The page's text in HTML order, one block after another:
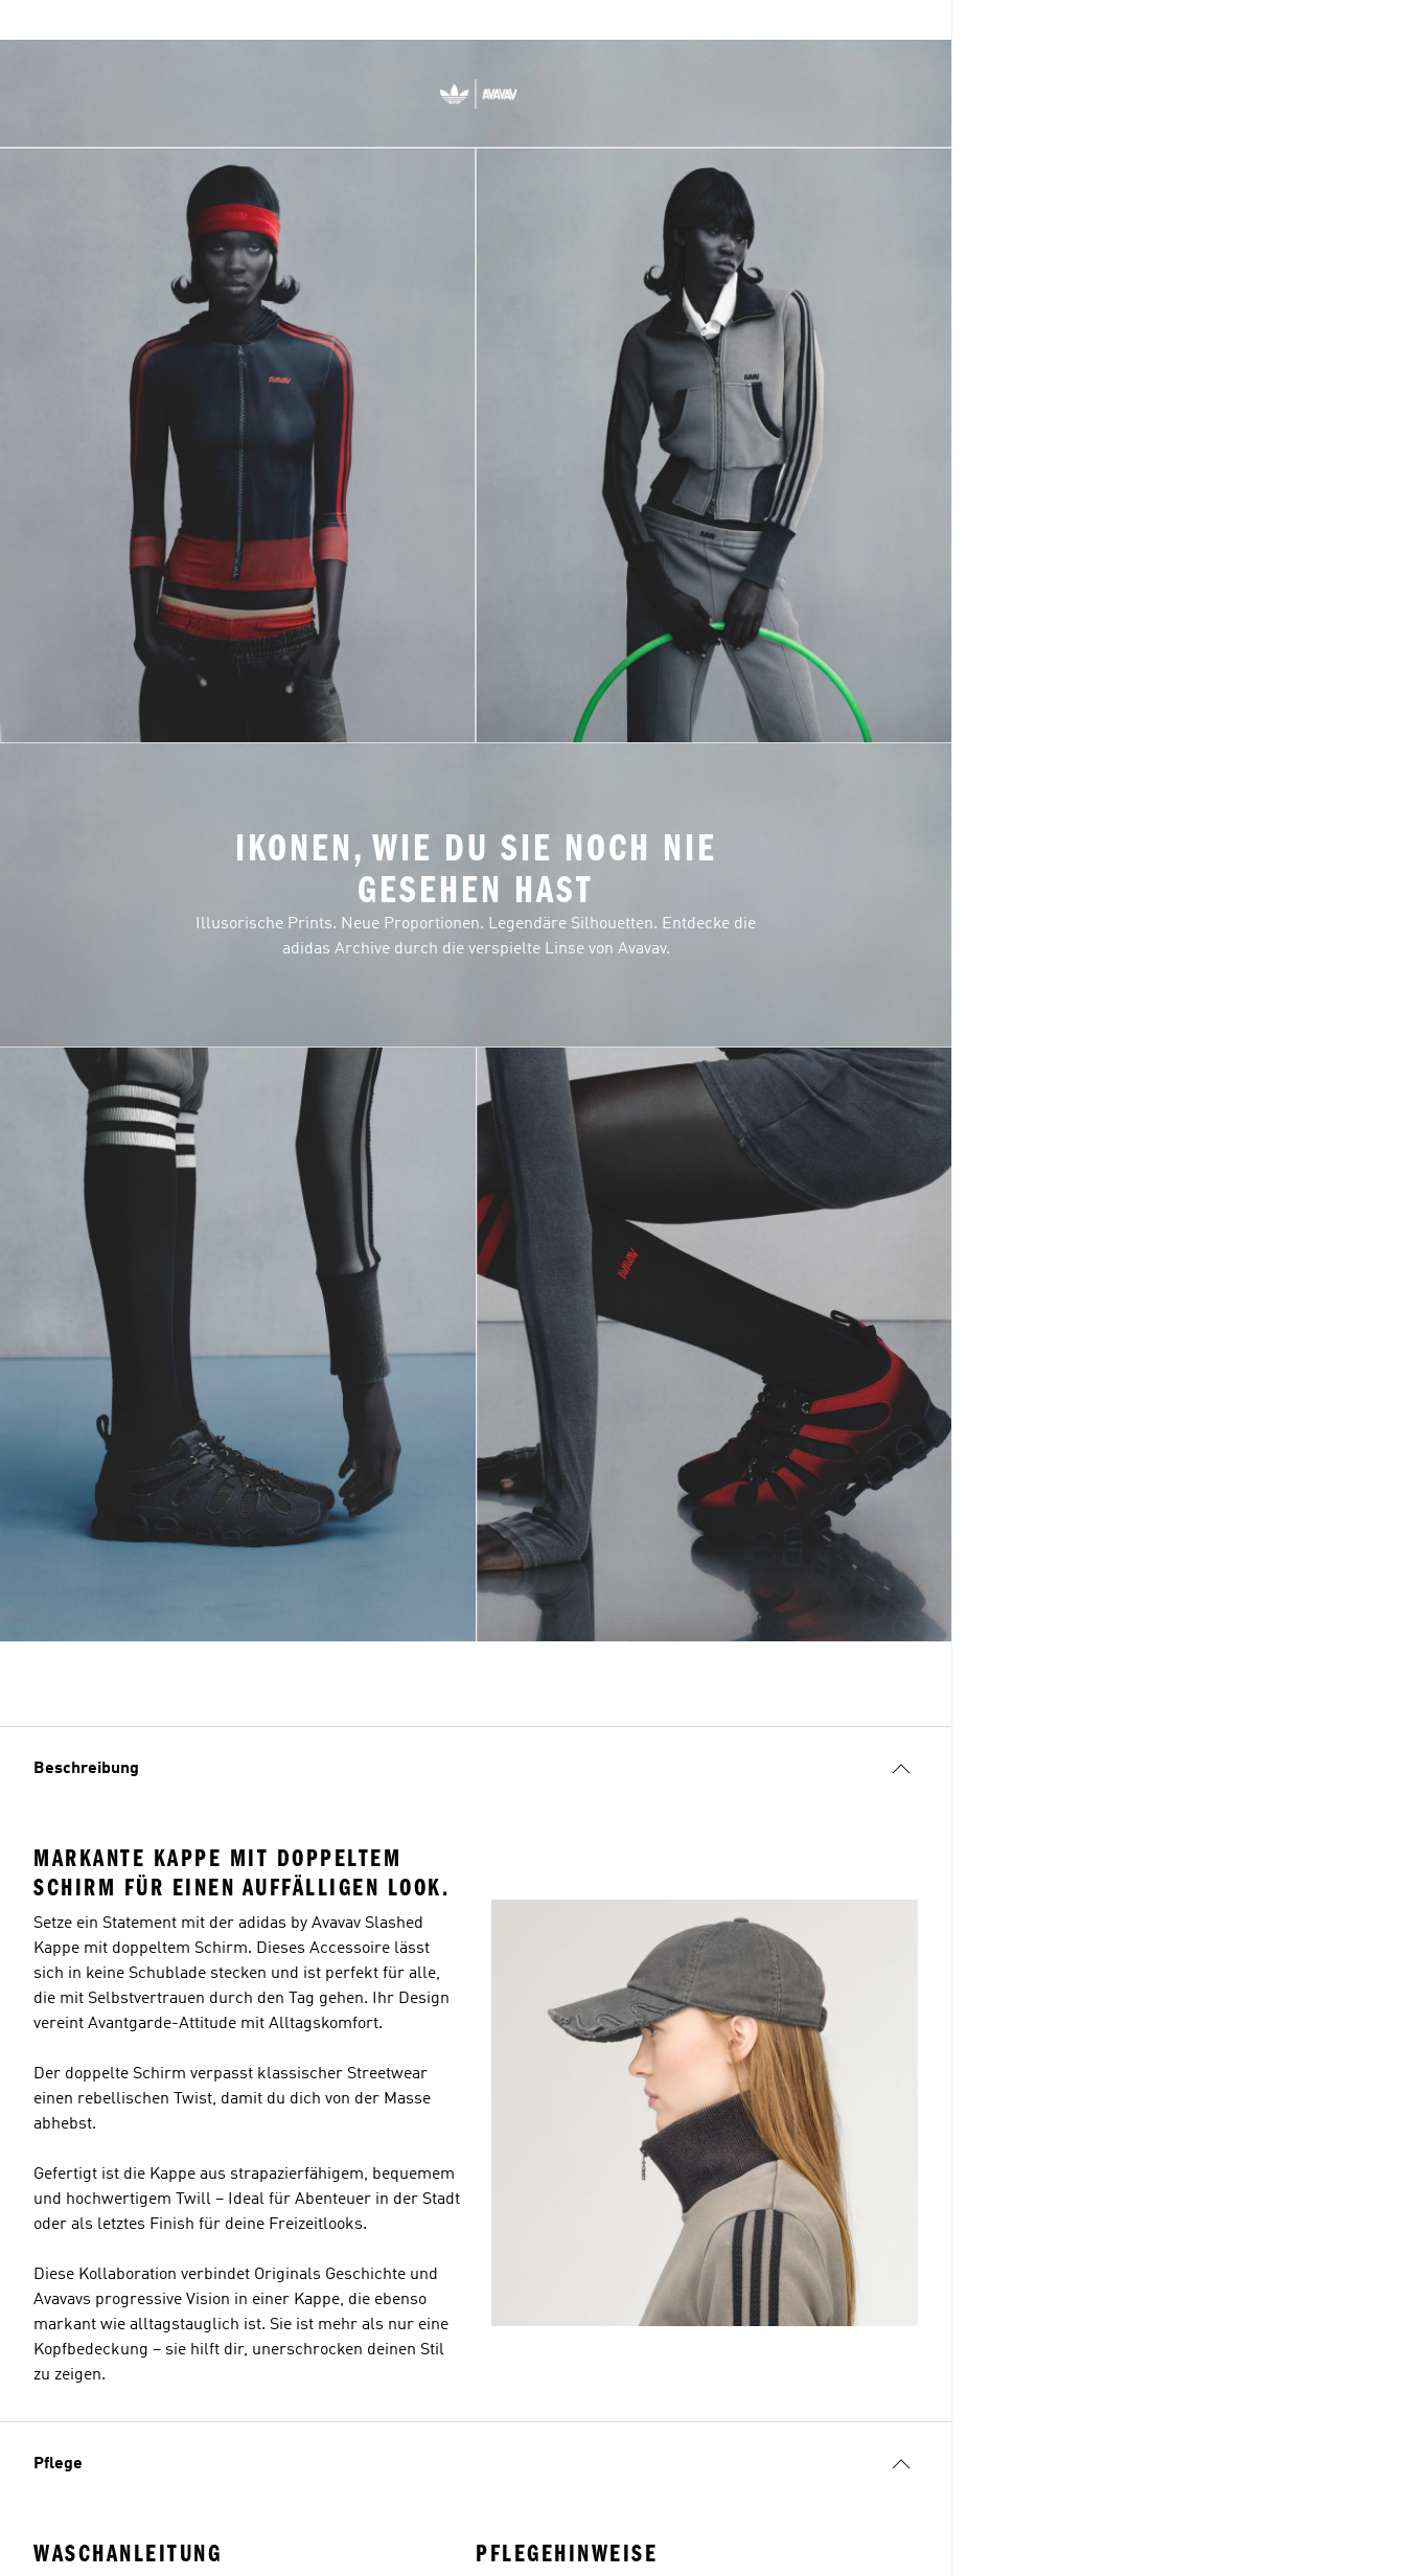
IKONEN, WIE DU SIE NOCH NIE
GESEHEN HAST
Illusorische Prints. Neue Proportionen. Legendäre Silhouetten. Entdecke die
adidas Archive durch die verspielte Linse von Avavav.
Beschreibung
MARKANTE KAPPE MIT DOPPELTEM
SCHIRM FÜR EINEN AUFFÄLLIGEN LOOK.
Setze ein Statement mit der adidas by Avavav Slashed
Kappe mit doppeltem Schirm. Dieses Accessoire lässt
sich in keine Schublade stecken und ist perfekt für alle,
die mit Selbstvertrauen durch den Tag gehen. Ihr Design
vereint Avantgarde-Attitude mit Alltagskomfort.
Der doppelte Schirm verpasst klassischer Streetwear
einen rebellischen Twist, damit du dich von der Masse
abhebst.
Gefertigt ist die Kappe aus strapazierfähigem, bequemem
und hochwertigem Twill – Ideal für Abenteuer in der Stadt
oder als letztes Finish für deine Freizeitlooks.
Diese Kollaboration verbindet Originals Geschichte und
Avavavs progressive Vision in einer Kappe, die ebenso
markant wie alltagstauglich ist. Sie ist mehr als nur eine
Kopfbedeckung – sie hilft dir, unerschrocken deinen Stil
zu zeigen.
Pflege
WASCHANLEITUNG PFLEGEHINWEISE